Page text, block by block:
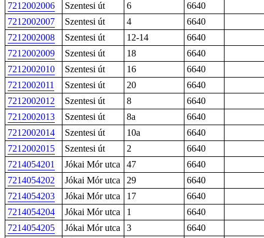
7212002006
Szentesi út 6
6640
7212002007
Szentesi út 4
6640
7212002008
Szentesi út 12-14
6640
7212002009
Szentesi út 18
6640
7212002010
Szentesi út 16
6640
7212002011
Szentesi út 20
6640
7212002012
Szentesi út 8
6640
7212002013
Szentesi út 8a
6640
7212002014
Szentesi út 10a
6640
7212002015
Szentesi út 2
6640
7214054201
Jókai Mór utca 47
6640
7214054202
Jókai Mór utca 29
6640
7214054203
Jókai Mór utca 17
6640
7214054204
Jókai Mór utca 1
6640
7214054205
Jókai Mór utca 3
6640